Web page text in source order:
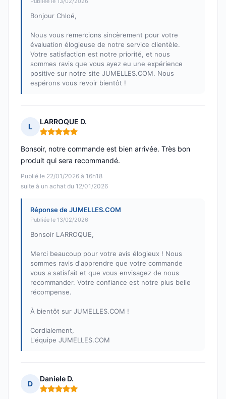
Bonjour Chloé,
Nous vous remercions sincèrement pour votre
évaluation élogieuse de notre service clientèle.
Votre satisfaction est notre priorité, et nous
sommes ravis que vous ayez eu une expérience
positive sur notre site JUMELLES.COM. Nous
espérons vous revoir bientôt !
L
LARROQUE D.
Note : 5 sur 5
Publié le 22/01/2026 à 16h18
suite à un achat du 12/01/2026
Bonsoir, notre commande est bien arrivée. Très bon
produit qui sera recommandé.
Réponse de JUMELLES.COM
Publiée le 13/02/2026
Bonsoir LARROQUE,
Merci beaucoup pour votre avis élogieux ! Nous
sommes ravis d'apprendre que votre commande
vous a satisfait et que vous envisagez de nous
recommander. Votre confiance est notre plus belle
récompense.
À bientôt sur JUMELLES.COM !
Cordialement,
L'équipe JUMELLES.COM
D
Daniele D.
Note : 5 sur 5